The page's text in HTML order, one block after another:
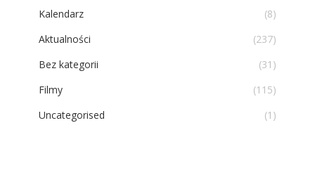
Kalendarz
(8)
Aktualności
(237)
Bez kategorii
(31)
Filmy
(115)
Uncategorised
(1)